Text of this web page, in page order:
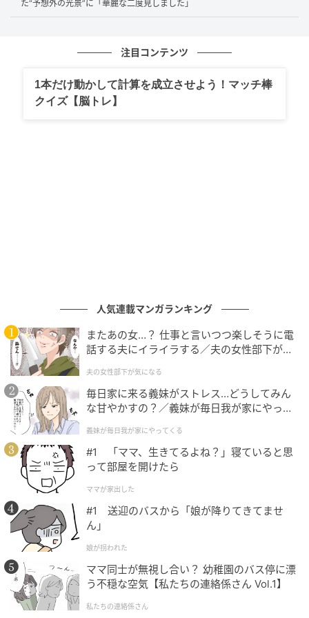
出典：きぃ｜ママが楽になる便利グッズ（@kii_mamaraku）さん
まず1つ目は、ミニトマトはヘタを取り、水分をしっか
り拭き取ること。
ヘタの周囲は形が複雑で菌が残りやすく、水洗いだけ
では不十分なこともあるため、取り除くのが安全だそ
うです。
た“予想外の光景”に「華麗な二度見しました」
注目コンテンツ
1本だけ動かして計算を成立させよう！マッチ棒
クイズ【脳トレ】
人気連載マンガランキング
またあの女…？ 仕事と言いつつ楽しそうに電
話する夫にイライラする／夫の女性部下が気
夫の女性部下が気になる
毎日家に来る義妹がストレス…どうしてみん
な甘やかすの？／義妹が毎日我が家にやって
が】
義妹が毎日我が家にやってくる
#1 「ママ、生きてるよね？」寝ていると思
って部屋を開けたら
ママが家出した
#1 送迎のバスから「娘が降りてきてませ
ん」
娘が拐われた
ママ同士が無視し合い？ 幼稚園のバス停に漂
う不穏な空気【私たちの連絡係さん Vol.1】
私たちの連絡係さん